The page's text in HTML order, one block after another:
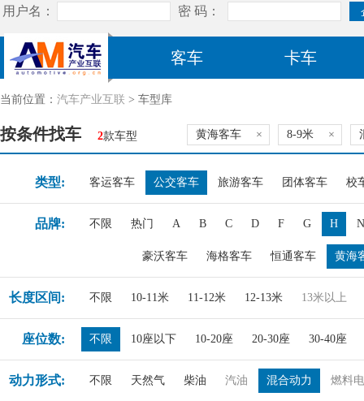
客车 卡车
当前位置： 汽车产业互联 > 车型库
按条件找车 2款车型 黄海客车 × 8-9米 ×
类型: 客运客车 公交客车 旅游客车 团体客车 校
品牌: 不限 热门 A B C D F G H N
豪沃客车 海格客车 恒通客车 黄海
长度区间: 不限 10-11米 11-12米 12-13米 13米以上
座位数: 不限 10座以下 10-20座 20-30座 30-40座
动力形式: 不限 天然气 柴油 汽油 混合动力 燃料